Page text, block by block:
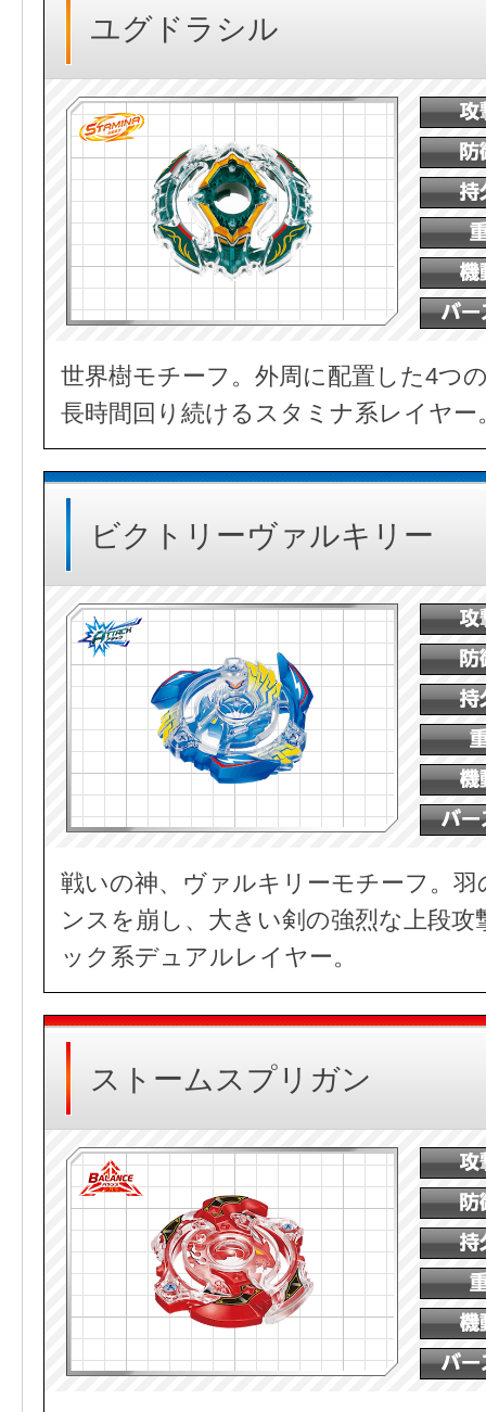
ユグドラシル
世界樹モチーフ。外周に配置した4つ
長時間回り続けるスタミナ系レイヤー
ビクトリーヴァルキリー
戦いの神、ヴァルキリーモチーフ。
ンスを崩し、大きい剣の強烈な上段
ック系デュアルレイヤー。
ストームスプリガン